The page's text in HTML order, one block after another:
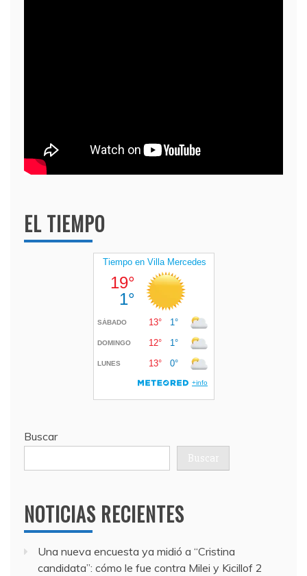
EL TIEMPO
Buscar
Buscar
NOTICIAS RECIENTES
Una nueva encuesta ya midió a “Cristina
candidata”: cómo le fue contra Milei y Kicillof 2